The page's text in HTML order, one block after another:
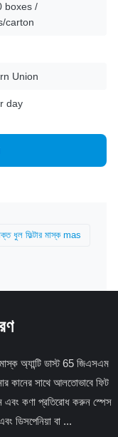
boxes /
carton
Union
day
ধুল ফিল্টার মাস্ক mas
অ্যান্টি ডাস্ট 65 জিএসএম
কানের সাথে আলতোভাবে ফিট
এবং কণা প্রতিরোধ করুন স্পেস
ডিসপেনিয়া বা ...